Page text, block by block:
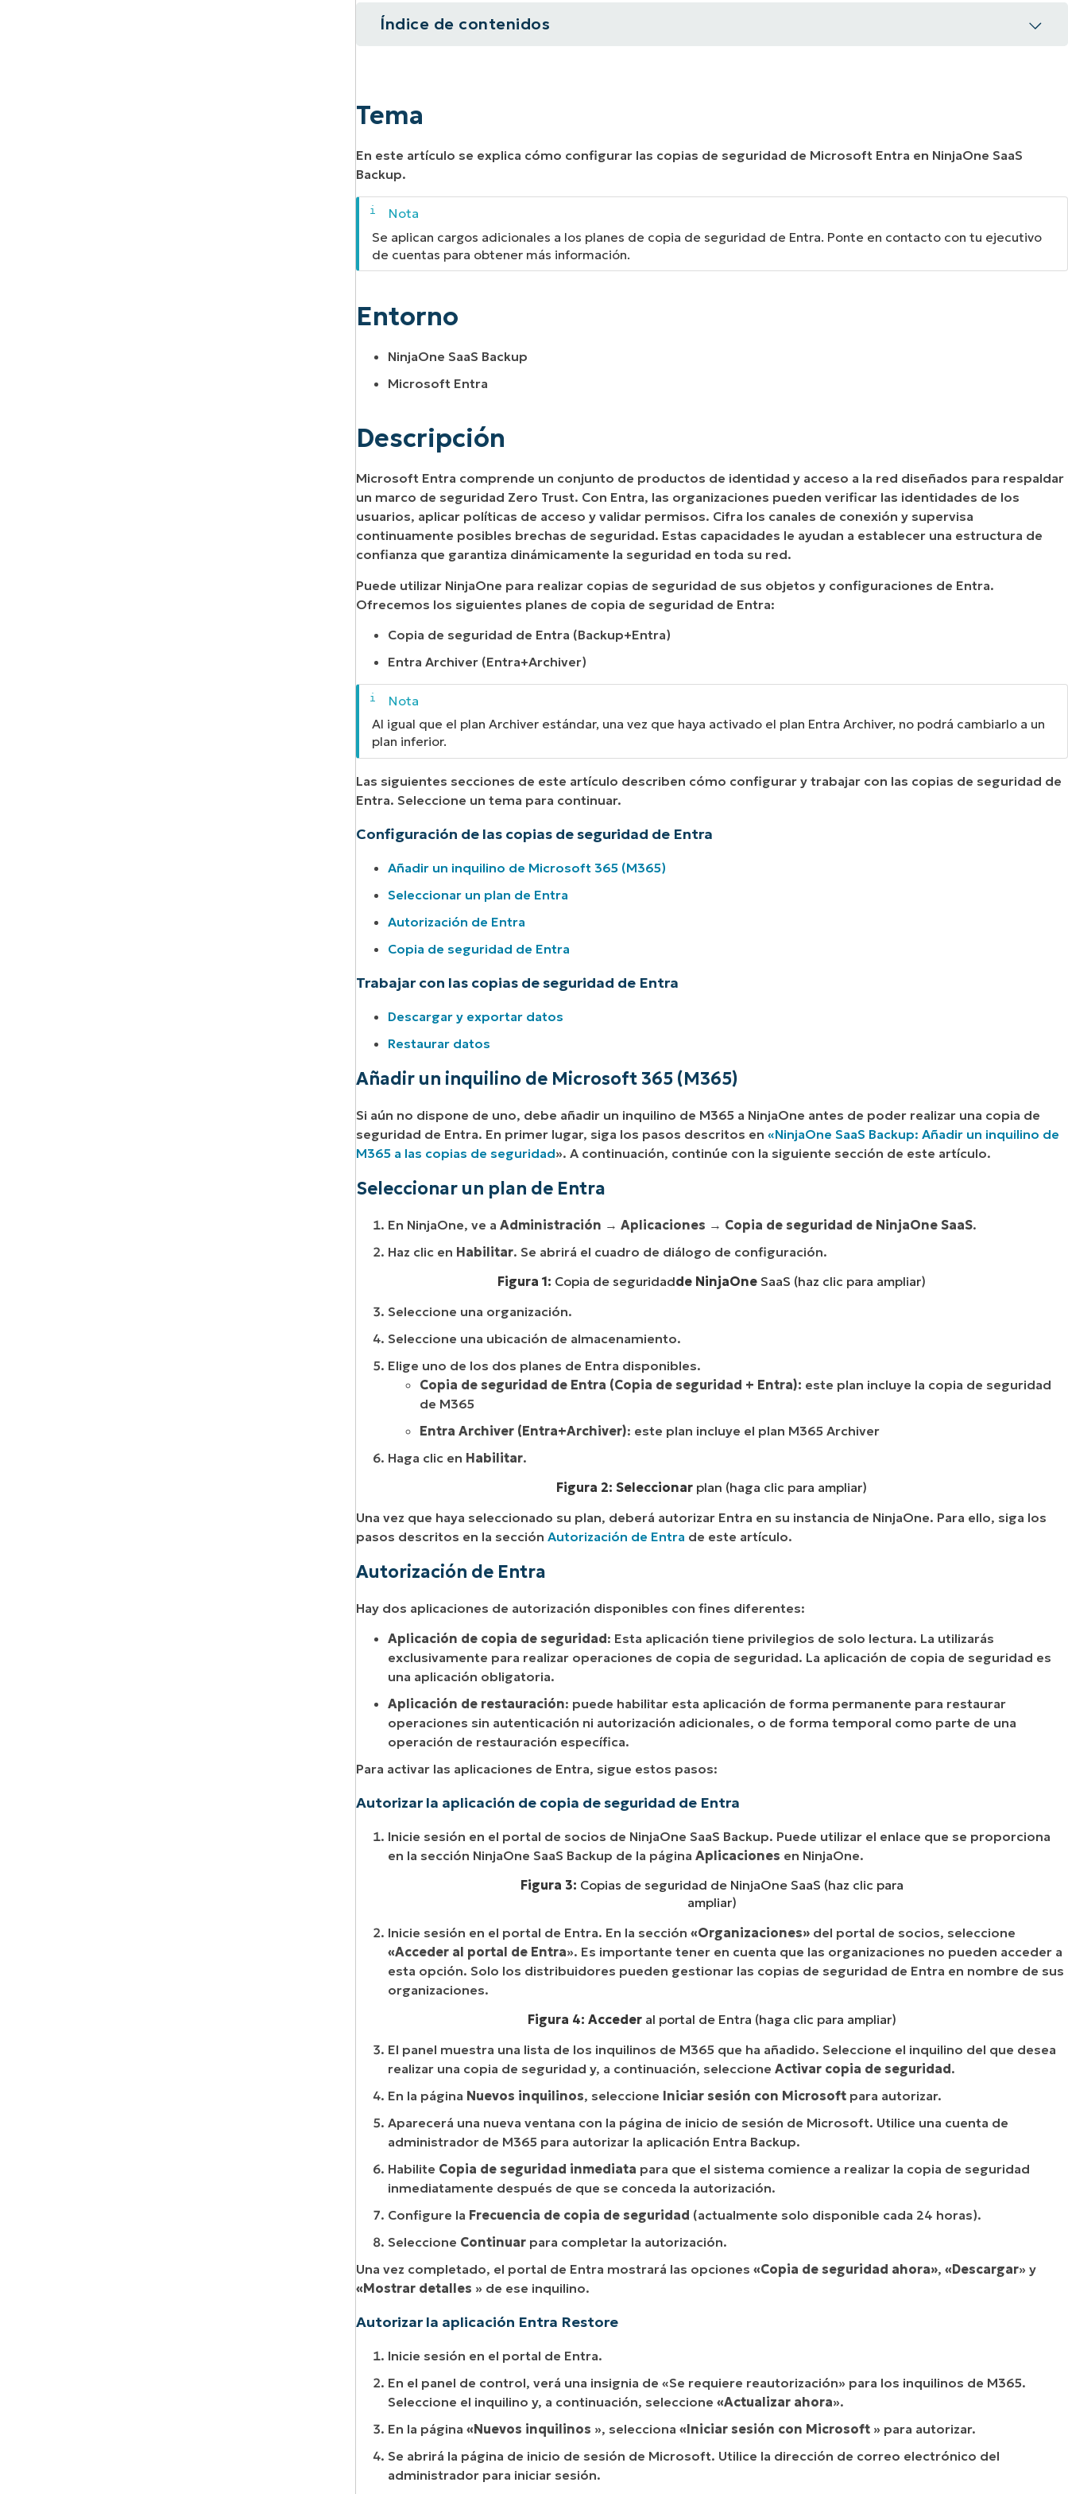
MIRA UNA DEMOÍndice de contenidos
Tema
En este artículo se explica cómo configurar las copias de seguridad de Microsoft Entra en NinjaOne SaaS
Backup.
Se aplican cargos adicionales a los planes de copia de seguridad de Entra. Ponte en contacto con tu ejecutivo
de cuentas para obtener más información.
Entorno
NinjaOne SaaS Backup
Microsoft Entra
Descripción
Microsoft Entra comprende un conjunto de productos de identidad y acceso a la red diseñados para respaldar
un marco de seguridad Zero Trust. Con Entra, las organizaciones pueden verificar las identidades de los
usuarios, aplicar políticas de acceso y validar permisos. Cifra los canales de conexión y supervisa
continuamente posibles brechas de seguridad. Estas capacidades le ayudan a establecer una estructura de
confianza que garantiza dinámicamente la seguridad en toda su red.
Puede utilizar NinjaOne para realizar copias de seguridad de sus objetos y configuraciones de Entra.
Ofrecemos los siguientes planes de copia de seguridad de Entra:
Copia de seguridad de Entra (Backup+Entra)
Entra Archiver (Entra+Archiver)
Al igual que el plan Archiver estándar, una vez que haya activado el plan Entra Archiver, no podrá cambiarlo a un
plan inferior.
Las siguientes secciones de este artículo describen cómo configurar y trabajar con las copias de seguridad de
Entra. Seleccione un tema para continuar.
Configuración de las copias de seguridad de Entra
Añadir un inquilino de Microsoft 365 (M365)
Seleccionar un plan de Entra
Autorización de Entra
Copia de seguridad de Entra
Trabajar con las copias de seguridad de Entra
Descargar y exportar datos
Restaurar datos
Añadir un inquilino de Microsoft 365 (M365)
Si aún no dispone de uno, debe añadir un inquilino de M365 a NinjaOne antes de poder realizar una copia de
seguridad de Entra. En primer lugar, siga los pasos descritos en «NinjaOne SaaS Backup: Añadir un inquilino de
M365 a las copias de seguridad». A continuación, continúe con la siguiente sección de este artículo.
Seleccionar un plan de Entra
En NinjaOne, ve a Administración → Aplicaciones → Copia de seguridad de NinjaOne SaaS.
Haz clic en Habilitar. Se abrirá el cuadro de diálogo de configuración.
Figura 1: Copia de seguridadde NinjaOne SaaS (haz clic para ampliar)
Seleccione una organización.
Seleccione una ubicación de almacenamiento.
Elige uno de los dos planes de Entra disponibles.
Copia de seguridad de Entra (Copia de seguridad + Entra): este plan incluye la copia de seguridad
de M365
Entra Archiver (Entra+Archiver): este plan incluye el plan M365 Archiver
Haga clic en Habilitar.
Figura 2: Seleccionar plan (haga clic para ampliar)
Una vez que haya seleccionado su plan, deberá autorizar Entra en su instancia de NinjaOne. Para ello, siga los
pasos descritos en la sección Autorización de Entra de este artículo.
Autorización de Entra
Hay dos aplicaciones de autorización disponibles con fines diferentes:
Aplicación de copia de seguridad: Esta aplicación tiene privilegios de solo lectura. La utilizarás
exclusivamente para realizar operaciones de copia de seguridad. La aplicación de copia de seguridad es
una aplicación obligatoria.
Aplicación de restauración: puede habilitar esta aplicación de forma permanente para restaurar
operaciones sin autenticación ni autorización adicionales, o de forma temporal como parte de una
operación de restauración específica.
Para activar las aplicaciones de Entra, sigue estos pasos:
Autorizar la aplicación de copia de seguridad de Entra
Inicie sesión en el portal de socios de NinjaOne SaaS Backup. Puede utilizar el enlace que se proporciona
en la sección NinjaOne SaaS Backup de la página Aplicaciones en NinjaOne.
Figura 3: Copias de seguridad de NinjaOne SaaS (haz clic para
ampliar)
Inicie sesión en el portal de Entra. En la sección «Organizaciones» del portal de socios, seleccione
«Acceder al portal de Entra». Es importante tener en cuenta que las organizaciones no pueden acceder a
esta opción. Solo los distribuidores pueden gestionar las copias de seguridad de Entra en nombre de sus
organizaciones.
Figura 4: Acceder al portal de Entra (haga clic para ampliar)
El panel muestra una lista de los inquilinos de M365 que ha añadido. Seleccione el inquilino del que desea
realizar una copia de seguridad y, a continuación, seleccione Activar copia de seguridad.
En la página Nuevos inquilinos, seleccione Iniciar sesión con Microsoft para autorizar.
Aparecerá una nueva ventana con la página de inicio de sesión de Microsoft. Utilice una cuenta de
administrador de M365 para autorizar la aplicación Entra Backup.
Habilite Copia de seguridad inmediata para que el sistema comience a realizar la copia de seguridad
inmediatamente después de que se conceda la autorización.
Configure la Frecuencia de copia de seguridad (actualmente solo disponible cada 24 horas).
Seleccione Continuar para completar la autorización.
Una vez completado, el portal de Entra mostrará las opciones «Copia de seguridad ahora», «Descargar» y
«Mostrar detalles » de ese inquilino.
Autorizar la aplicación Entra Restore
Inicie sesión en el portal de Entra.
En el panel de control, verá una insignia de «Se requiere reautorización» para los inquilinos de M365.
Seleccione el inquilino y, a continuación, seleccione «Actualizar ahora».
En la página «Nuevos inquilinos », selecciona «Iniciar sesión con Microsoft » para autorizar.
Se abrirá la página de inicio de sesión de Microsoft. Utilice la dirección de correo electrónico del
administrador para iniciar sesión.